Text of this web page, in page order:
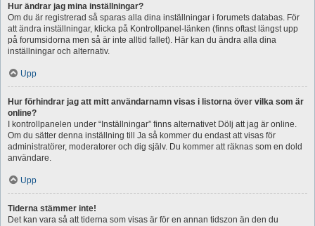
Hur ändrar jag mina inställningar?
Om du är registrerad så sparas alla dina inställningar i forumets databas. För
att ändra inställningar, klicka på Kontrollpanel-länken (finns oftast längst upp
på forumsidorna men så är inte alltid fallet). Här kan du ändra alla dina
inställningar och alternativ.
Upp
Hur förhindrar jag att mitt användarnamn visas i listorna över vilka som är
online?
I kontrollpanelen under “Inställningar” finns alternativet Dölj att jag är online.
Om du sätter denna inställning till Ja så kommer du endast att visas för
administratörer, moderatorer och dig själv. Du kommer att räknas som en dold
användare.
Upp
Tiderna stämmer inte!
Det kan vara så att tiderna som visas är för en annan tidszon än den du